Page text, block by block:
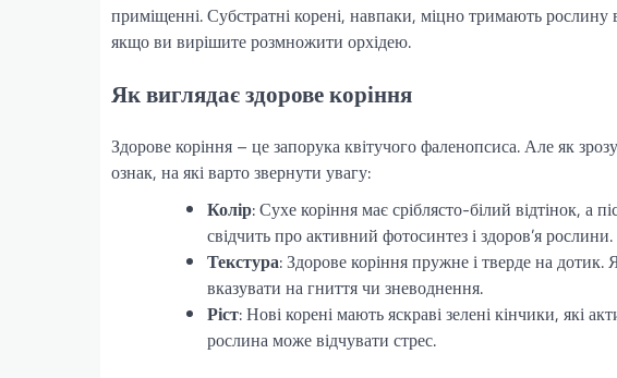
приміщенні. Субстратні корені, навпаки, міцно тримають рослину
якщо ви вирішите розмножити орхідею.
Як виглядає здорове коріння
Здорове коріння – це запорука квітучого фаленопсиса. Але як
ознак, на які варто звернути увагу:
Колір: Сухе коріння має сріблясто-білий відтінок, а
свідчить про активний фотосинтез і здоров’я рослини.
Текстура: Здорове коріння пружне і тверде на
вказувати на гниття чи зневоднення.
Ріст: Нові корені мають яскраві зелені кінчики, які
рослина може відчувати стрес.